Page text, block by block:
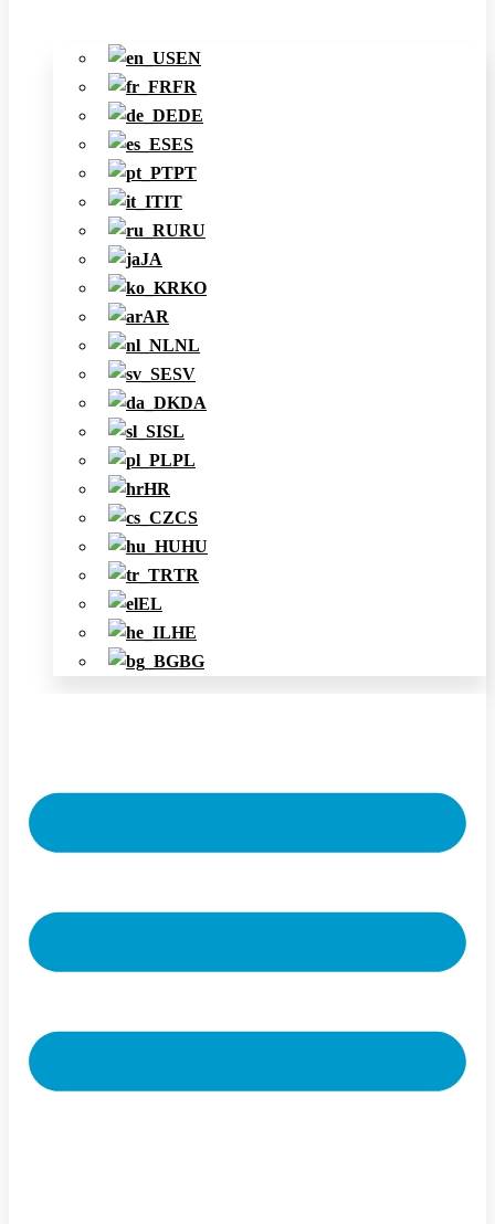
EN
FR
DE
ES
PT
IT
RU
JA
KO
AR
NL
SV
DA
SL
PL
HR
CS
HU
TR
EL
HE
BG